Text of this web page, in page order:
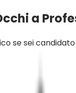
a
se sei